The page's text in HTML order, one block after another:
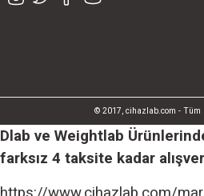
© 2017, cihazlab.com - Tüm
Dlab ve Weightlab
farksız 4 taksite kadar